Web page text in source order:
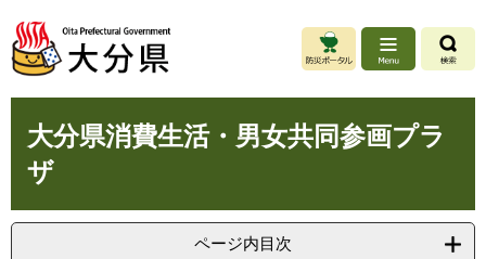
ジ
先
ュ
を
本
大分県消費生活・男女共同参画プラ
ザ
ページ内目次